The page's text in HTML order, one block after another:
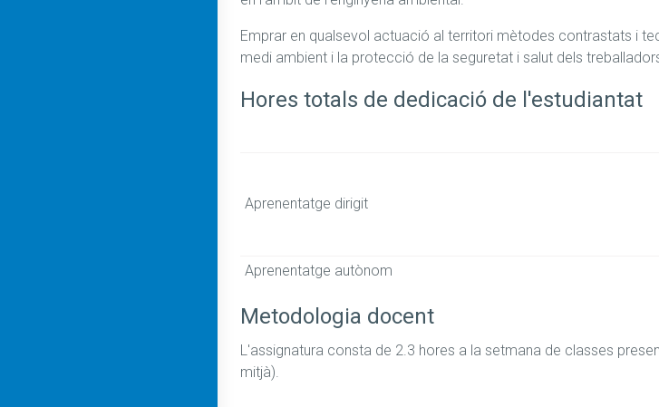
Emprar en qualsevol actuació al territori mètodes contrastats i
medi ambient i la protecció de la seguretat i salut dels
Hores totals de dedicació de l'estudiantat
Aprenentatge dirigit
Aprenentatge autònom
Metodologia docent
L'assignatura consta de 2.3 hores a la setmana de classes
mitjà).